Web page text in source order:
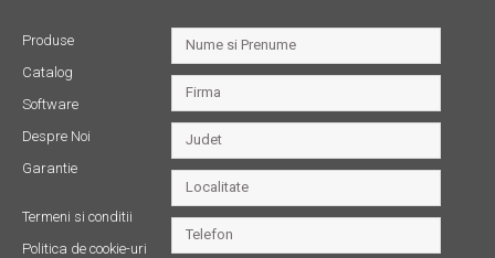
Produse
Catalog
Software
Despre Noi
Garantie
Termeni si conditii
Politica de cookie-uri